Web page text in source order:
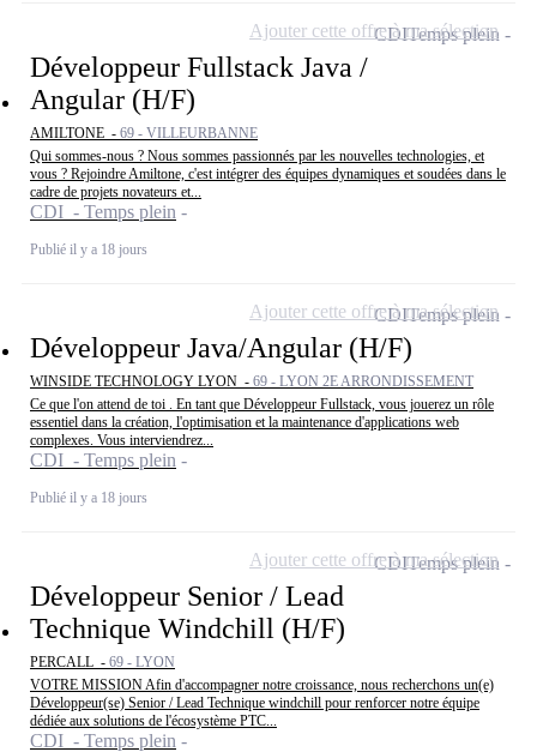
Développeur Fullstack Java /
Angular (H/F)
AMILTONE - 69 - VILLEURBANNE
Qui sommes-nous ? Nous sommes passionnés par les nouvelles technologies, et
vous ? Rejoindre Amiltone, c'est intégrer des équipes dynamiques et soudées dans le
cadre de projets novateurs et...
CDI - Temps plein
Publié il y a 18 jours
CDITemps plein
Ajouter cette offre à ma sélection
Développeur Java/Angular (H/F)
WINSIDE TECHNOLOGY LYON - 69 - LYON 2E ARRONDISSEMENT
Ce que l'on attend de toi . En tant que Développeur Fullstack, vous jouerez un rôle
essentiel dans la création, l'optimisation et la maintenance d'applications web
complexes. Vous interviendrez...
CDI - Temps plein
Publié il y a 18 jours
CDITemps plein
Ajouter cette offre à ma sélection
Développeur Senior / Lead
Technique Windchill (H/F)
PERCALL - 69 - LYON
VOTRE MISSION Afin d'accompagner notre croissance, nous recherchons un(e)
Développeur(se) Senior / Lead Technique windchill pour renforcer notre équipe
dédiée aux solutions de l'écosystème PTC...
CDI - Temps plein
CDITemps plein
Ajouter cette offre à ma sélection